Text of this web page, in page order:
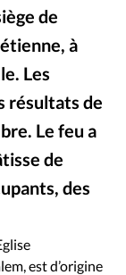
Religions
de
à
Les
résultats de
Le feu a
de
des
est d’origine